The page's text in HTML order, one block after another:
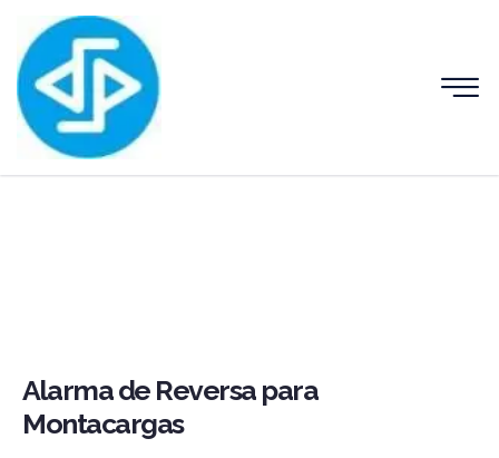
Alarma de Reversa para
Montacargas